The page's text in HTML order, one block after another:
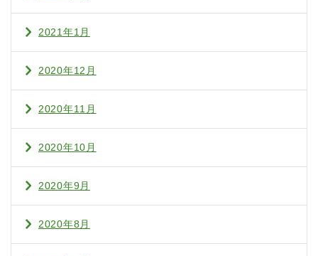
2021年1月
2020年12月
2020年11月
2020年10月
2020年9月
2020年8月